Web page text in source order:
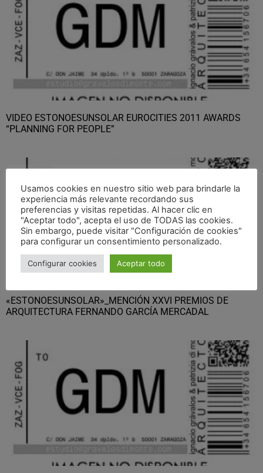
VIDEO ESTONOESUNSOLAR EUROCITIES 2011 AWARDS
“PLANNING FOR PEOPLE”
«ESTONOESUNSOLAR»_MENCIÓN XXVI PREMIOS DE
ARQUITECTURA FERNANDO GARCÍA MERCADAL
Usamos cookies en nuestro sitio web para brindarle la
experiencia más relevante recordando sus
preferencias y visitas repetidas. Al hacer clic en
"Aceptar todo", acepta el uso de TODAS las cookies.
Sin embargo, puede visitar "Configuración de cookies"
para configurar un consentimiento personalizado.
Configurar cookies Aceptar todo